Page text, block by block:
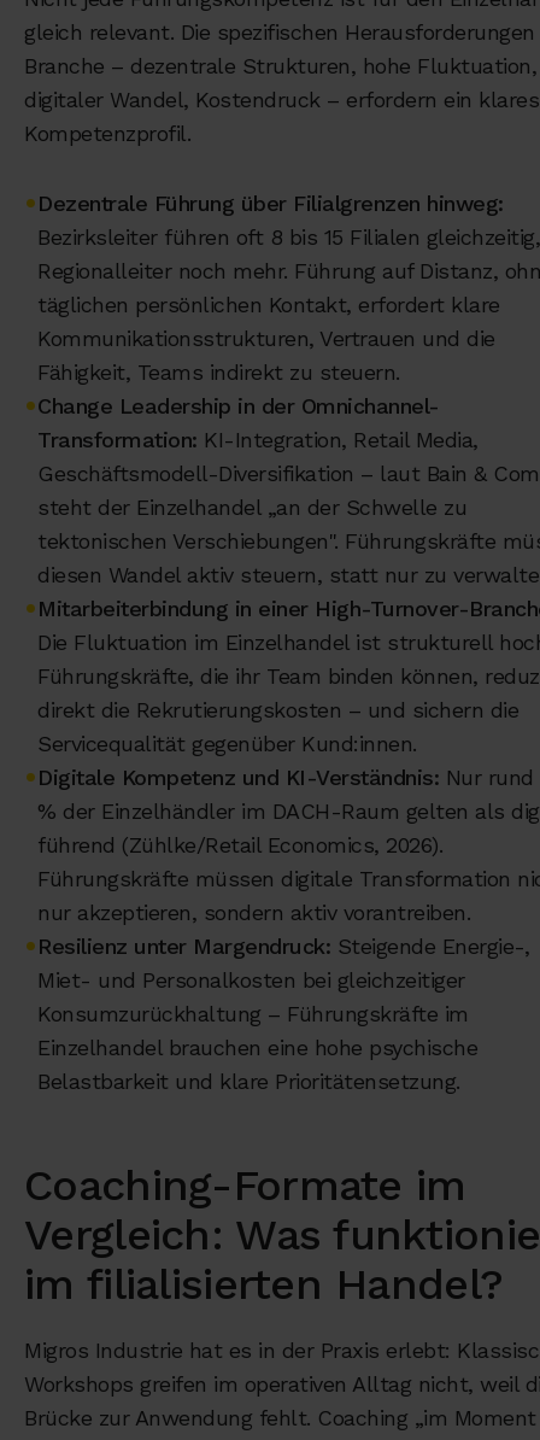
gleich relevant. Die spezifischen
Branche – dezentrale Strukturen, hohe Fluktuation,
digitaler Wandel, Kostendruck – erfordern ein klares
Kompetenzprofil.
•Dezentrale Führung über Filialgrenzen hinweg:
Bezirksleiter führen oft 8 bis 15 Filialen gleichzeitig,
Regionalleiter noch mehr. Führung auf Distanz,
täglichen persönlichen Kontakt, erfordert klare
Kommunikationsstrukturen, Vertrauen und die
Fähigkeit, Teams indirekt zu steuern.
•Change Leadership in der Omnichannel-
Transformation: KI-Integration, Retail Media,
Geschäftsmodell-Diversifikation – laut Bain &
steht der Einzelhandel „an der Schwelle zu
tektonischen Verschiebungen". Führungskräfte
diesen Wandel aktiv steuern, statt nur zu
•Mitarbeiterbindung in einer High-Turnover-
Die Fluktuation im Einzelhandel ist strukturell
Führungskräfte, die ihr Team binden können,
direkt die Rekrutierungskosten – und sichern die
Servicequalität gegenüber Kund:innen.
•Digitale Kompetenz und KI-Verständnis: Nur rund
% der Einzelhändler im DACH-Raum gelten als
führend (Zühlke/Retail Economics, 2026).
Führungskräfte müssen digitale Transformation
nur akzeptieren, sondern aktiv vorantreiben.
•Resilienz unter Margendruck: Steigende Energie-,
Miet- und Personalkosten bei gleichzeitiger
Konsumzurückhaltung – Führungskräfte im
Einzelhandel brauchen eine hohe psychische
Belastbarkeit und klare Prioritätensetzung.
Coaching-Formate im
Vergleich: Was
im filialisierten Handel?
Migros Industrie hat es in der Praxis erlebt:
Workshops greifen im operativen Alltag nicht, weil
Brücke zur Anwendung fehlt. Coaching „im